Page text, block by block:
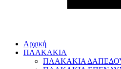
Αρχική
ΠΛΑΚΑΚΙΑ
ΠΛΑΚΑΚΙΑ